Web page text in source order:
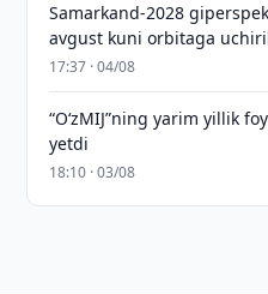
Samarkand-2028
avgust kuni orbitaga
17:37 · 04/08
“O‘zMIJ”ning yarim yillik
yetdi
18:10 · 03/08